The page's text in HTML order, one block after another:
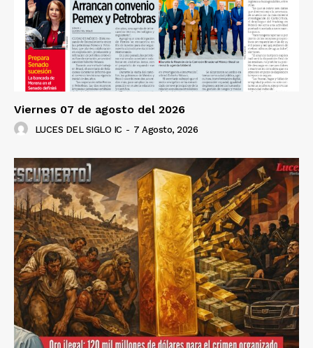
Viernes 07 de agosto del 2026
LUCES DEL SIGLO IC - 7 Agosto, 2026